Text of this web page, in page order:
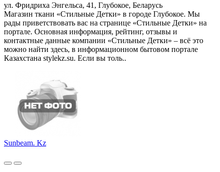
ул. Фридриха Энгельса, 41, Глубокое, Беларусь
Магазин ткани «Стильные Детки» в городе Глубокое. Мы
рады приветствовать вас на странице «Стильные Детки» на
портале. Основная информация, рейтинг, отзывы и
контактные данные компании «Стильные Детки» – всё это
можно найти здесь, в информационном бытовом портале
Казахстана stylekz.su. Если вы толь..
Sunbeam. Kz